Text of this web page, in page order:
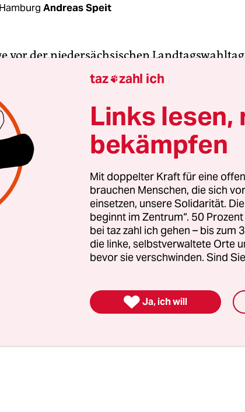
Andreas Speit
vor der niedersächsischen
der AfD, Dana Guth, um das
Jetzt aber wurde bekannt, dass die
47-Jährigen ihrerseits das Vertrauen
„Zu große Differenzen in der
hätten die Fraktion zu diesem Schritt
Frank Rathemann. Nicht
ein Problem gewesen, sondern „ihr
sei ein „Alphatier“, „rechthaberisch
war der Beschluss auf einer Fraktionssitzung
Wirkung“ auszuschließen. Die
die auch Kreisvorsitzende in
seien haltlos. Der Rauswurf sei ein
taz zahl ich
Links lesen,
bekämpfen
Mit doppelter Kraft für eine
brauchen Menschen, die sich
einsetzen, unsere Solidarität.
beginnt im Zentrum“. 50
bei taz zahl ich gehen – bis zum
die linke, selbstverwaltete Orte
bevor sie verschwinden. Sind
 Ja, ich will